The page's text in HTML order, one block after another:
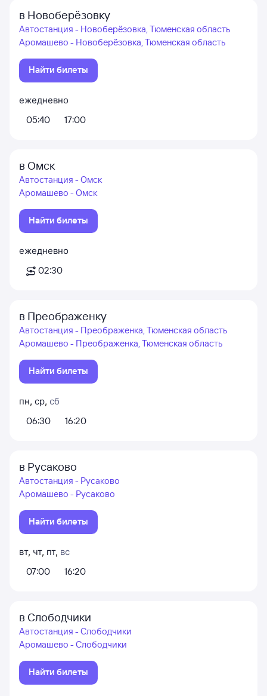
в Новоберёзовку
Автостанция - Новоберёзовка, Тюменская область
Аромашево - Новоберёзовка, Тюменская область
Найти билеты
ежедневно
05:40
17:00
в Омск
Автостанция - Омск
Аромашево - Омск
Найти билеты
ежедневно
02:30
в Преображенку
Автостанция - Преображенка, Тюменская область
Аромашево - Преображенка, Тюменская область
Найти билеты
пн, ср, сб
06:30
16:20
в Русаково
Автостанция - Русаково
Аромашево - Русаково
Найти билеты
вт, чт, пт, вс
07:00
16:20
в Слободчики
Автостанция - Слободчики
Аромашево - Слободчики
Найти билеты